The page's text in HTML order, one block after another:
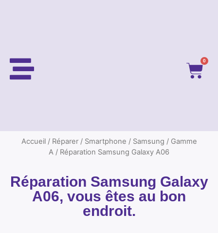
0
Accueil/ Réparer/ Smartphone / Samsung / Gamme
A / Réparation Samsung Galaxy A06
Réparation Samsung Galaxy
A06, vous êtes au bon
endroit.